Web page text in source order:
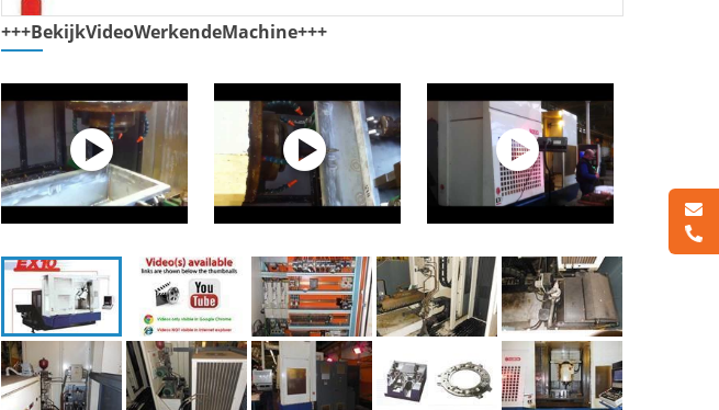
+++BekijkVideoWerkendeMachine+++